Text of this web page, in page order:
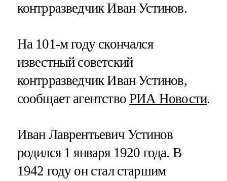
контрразведчик Иван Устинов.
На 101-м году скончался
известный советский
контрразведчик Иван Устинов,
сообщает агентствоРИА Новости.
Иван Лаврентьевич Устинов
родился 1 января 1920 года. В
1942 году он стал старшим